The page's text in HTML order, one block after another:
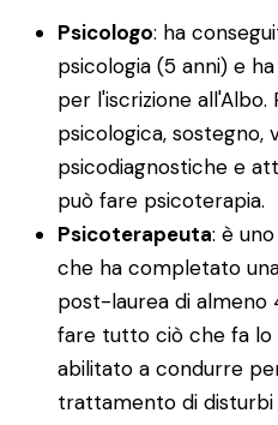
Psicologo: ha
psicologia (5 anni) e
per l'iscrizione
psicologica, sostegno,
psicodiagnostiche e
può fare psicoterapia.
Psicoterapeuta: è
che ha completato
post-laurea di almeno
fare tutto ciò che fa lo
abilitato a condurre
trattamento di disturbi